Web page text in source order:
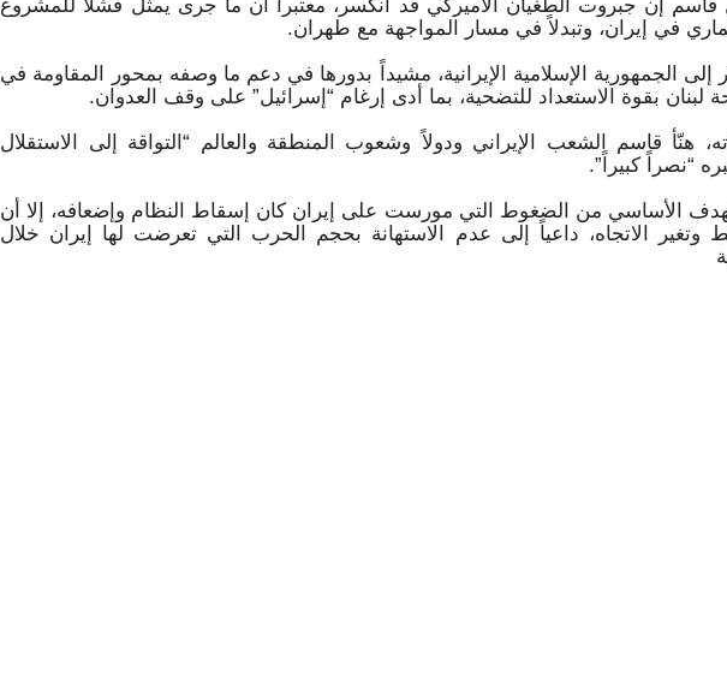
في إيران، وتبدلاً في مسار المواجهة مع طهران.
إلى الجمهورية الإسلامية الإيرانية، مشيداً بدورها في دعم ما وصفه بمحور المقاومة في
لبنان بقوة الاستعداد للتضحية، بما أدى إرغام “إسرائيل” على وقف العدوان.
هنّأ قاسم الشعب الإيراني ودولاً وشعوب المنطقة والعالم “التواقة إلى الاستقلال
“نصراً كبيراً”.
الأساسي من الضغوط التي مورست على إيران كان إسقاط النظام وإضعافه، إلا أن
الاتجاه، داعياً إلى عدم الاستهانة بحجم الحرب التي تعرضت لها إيران خلال